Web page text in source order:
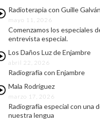
Radioterapia con Guille Galván
mayo 11, 2026
Comenzamos los especiales
entrevista especial.
Los Daños Luz de Enjambre
abril 22, 2026
Radiografía con Enjambre
Mala Rodríguez
marzo 17, 2026
Radiografía especial con una
nuestra lengua